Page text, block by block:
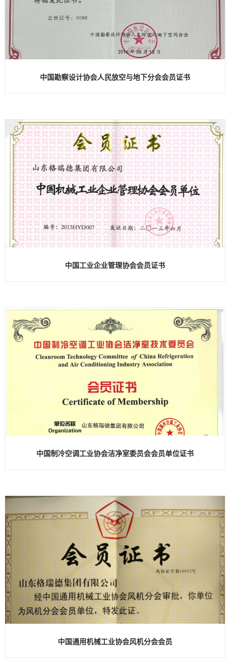
中国勘察设计协会人民放空与地下分会会员证书
中国工业企业管理协会会员证书
中国制冷空调工业协会洁净室委员会会员单位证书
中国通用机械工业协会风机分会会员